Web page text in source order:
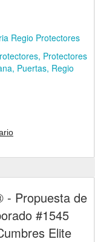
Regio Protectores
Protectores
Puertas Regio
- Propuesta de
#1545
Elite